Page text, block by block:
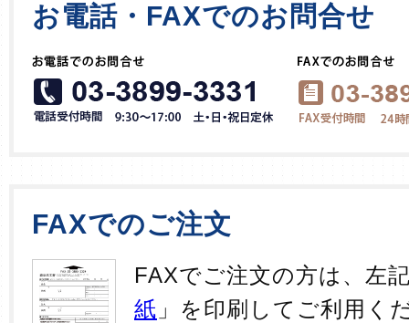
お電話・FAXでのお問合せ
FAXでのご注文
FAXでご注文の方は、左
紙 」を印刷してご利用く